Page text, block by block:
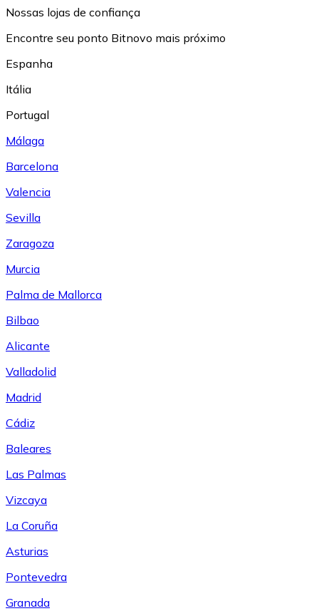
Nossas lojas de confiança
Encontre seu ponto Bitnovo mais próximo
Espanha
Itália
Portugal
Málaga
Barcelona
Valencia
Sevilla
Zaragoza
Murcia
Palma de Mallorca
Bilbao
Alicante
Valladolid
Madrid
Cádiz
Baleares
Las Palmas
Vizcaya
La Coruña
Asturias
Pontevedra
Granada